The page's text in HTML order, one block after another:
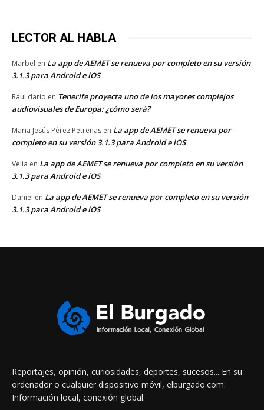
LECTOR AL HABLA
Marbel en La app de AEMET se renueva por completo en su versión
3.1.3 para Android e iOS
Raul dario en Tenerife proyecta uno de los mayores complejos
audiovisuales de Europa: ¿cómo será?
Maria Jesús Pérez Petreñas en La app de AEMET se renueva por
completo en su versión 3.1.3 para Android e iOS
Velia en La app de AEMET se renueva por completo en su versión
3.1.3 para Android e iOS
Daniel en La app de AEMET se renueva por completo en su versión
3.1.3 para Android e iOS
Reportajes, opinión, curiosidades, deportes, sucesos... En su
ordenador o cualquier dispositivo móvil, elburgado.com:
Información local, conexión global.